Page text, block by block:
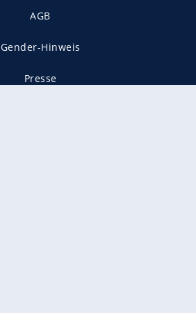
AGB
Gender-Hinweis
Presse